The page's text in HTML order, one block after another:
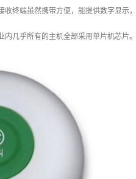
终端虽然携带方便，能提供数字显示，
几乎所有的主机全部采用单片机芯片。